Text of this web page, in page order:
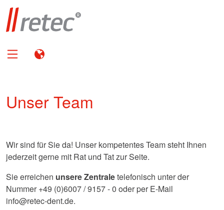
Unser Team
Wir sind für Sie da! Unser kompetentes Team steht Ihnen
jederzeit gerne mit Rat und Tat zur Seite.
Sie erreichen unsere Zentraletelefonisch unter der
Nummer +49 (0)6007 / 9157 - 0 oder per E-Mail
info@retec-dent.de.